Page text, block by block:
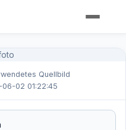
Quellbild
02 01:22:45